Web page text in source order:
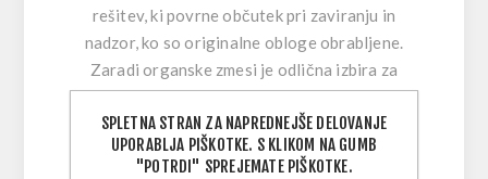
rešitev, ki povrne občutek pri zaviranju in
nadzor, ko so originalne obloge obrabljene.
Zaradi organske zmesi je odlična izbira za
mehko prijemanje in predvidljivo ustavljanje pri
običajni cestni vožnji.
Če je bobnasta zavora na skuterju (zadaj ali
SPLETNA STRAN ZA NAPREDNEJŠE DELOVANJE
UPORABLJA PIŠKOTKE. S KLIKOM NA GUMB
"POTRDI" SPREJEMATE PIŠKOTKE.